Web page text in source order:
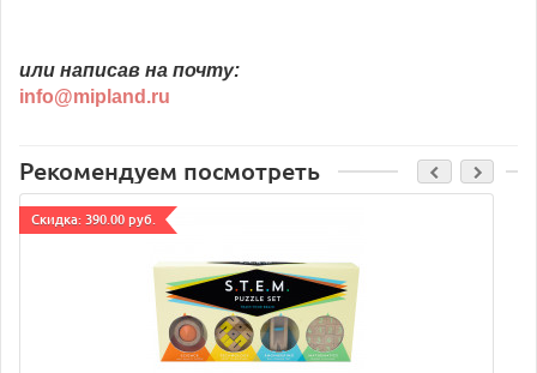
или написав на почту:
info@mipland.ru
Рекомендуем посмотреть
Cкидка: 390.00 руб.